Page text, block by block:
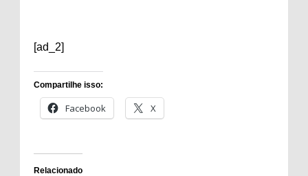
[ad_2]
Compartilhe isso:
Facebook X
Relacionado